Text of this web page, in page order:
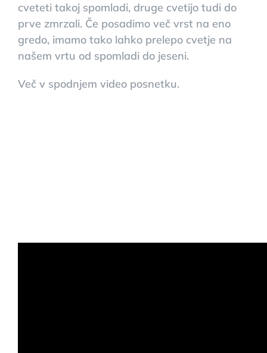
cveteti takoj spomladi, druge cvetijo tudi do
prve zmrzali. Če posadimo več vrst na eno
gredo, imamo tako lahko prelepo cvetje na
našem vrtu od spomladi do jeseni.
Več v spodnjem video posnetku.